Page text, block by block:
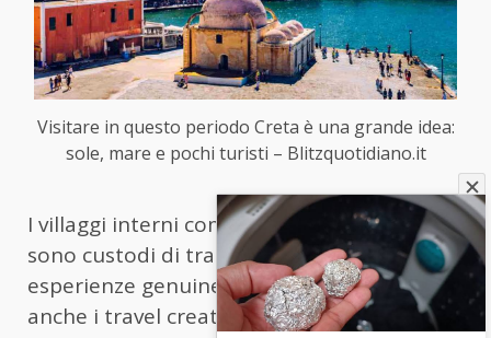
Visitare in questo periodo Creta è una grande idea:
sole, mare e pochi turisti – Blitzquotidiano.it
I villaggi interni comeAnogeia
Archanes
sono custodi di tradizioni antiche e offrono
esperienze genuine, come sottolineano
anche i travel creator Eliana Russo e Fabio